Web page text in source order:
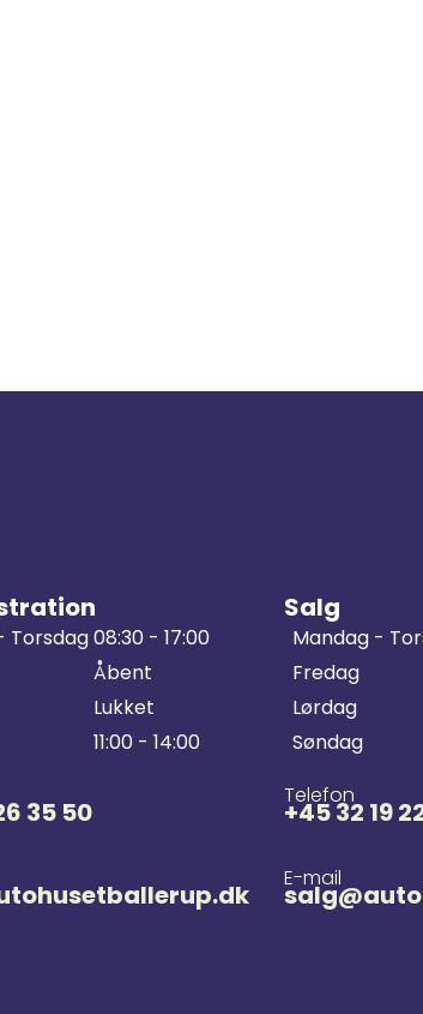
Torsdag08:30 - 17:00
Åbent
Lukket
11:00 - 14:00
35 50
Salg
Mandag -
Fredag
Lørdag
Søndag
Telefon
+45 32 19
E-mail